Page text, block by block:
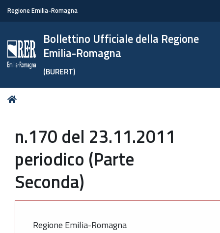
Regione Emilia-Romagna
Bollettino Ufficiale della Regione
Emilia-Romagna
(BURERT)
Tu
n.170 del 23.11.2011
periodico (Parte
Seconda)
Regione Emilia-Romagna